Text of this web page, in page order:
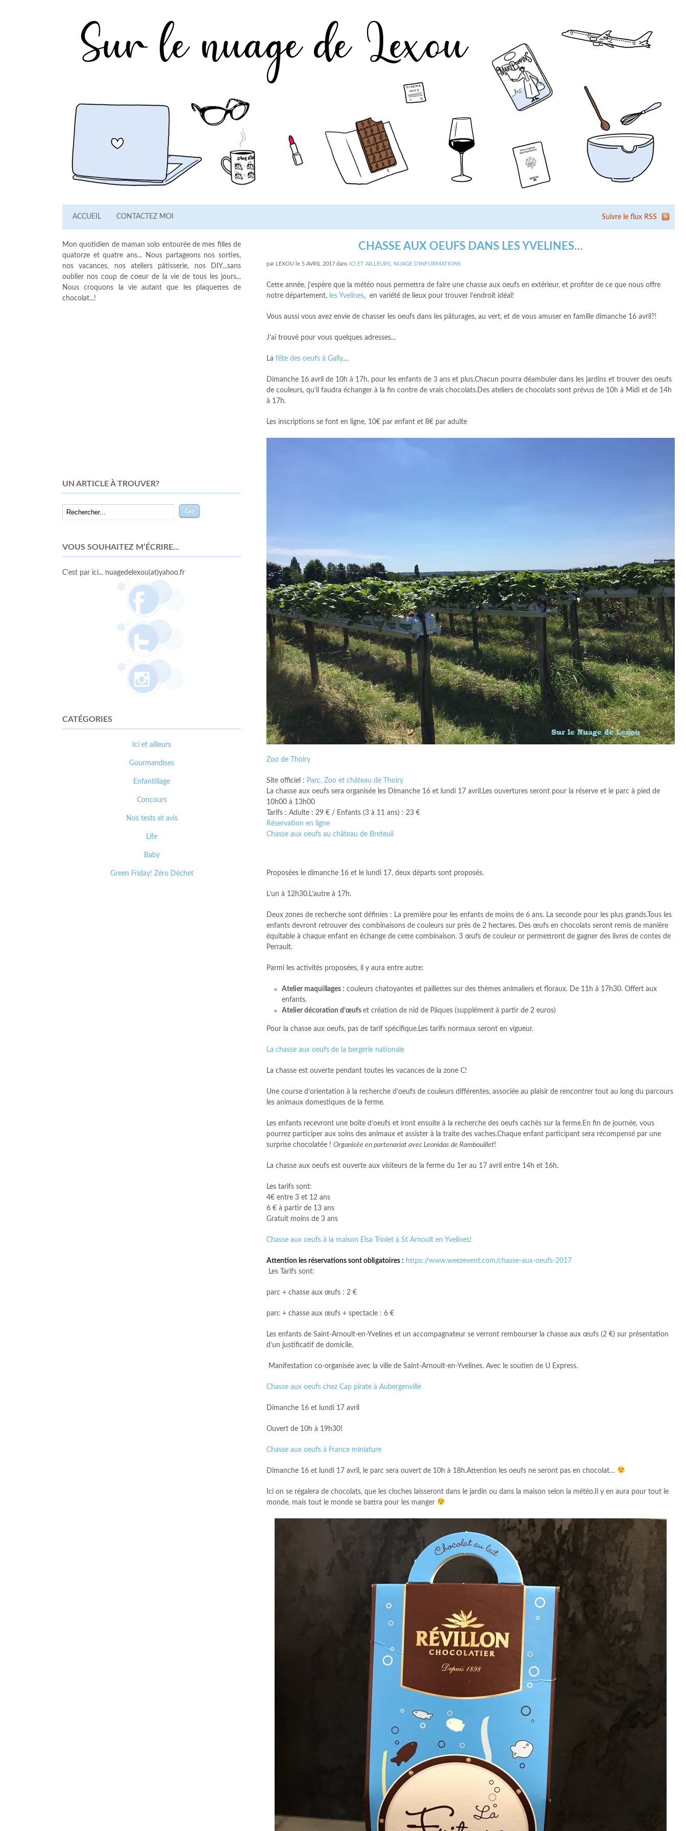
ACCUEIL CONTACTEZ MOI Suivre le flux RSS
CHASSE AUX OEUFS DANS LES YVELINES…
par LEXOU le 5 AVRIL 2017 dans ICI ET AILLEURS NUAGE D'INFORMATIONS
Cette année, j’espère que la météo nous permettra de faire une chasse aux oeufs en extérieur, et profiter de ce que nous offre
notre département, les Yvelines, en variété de lieux pour trouver l’endroit idéal!
Vous aussi vous avez envie de chasser les oeufs dans les pâturages, au vert, et de vous amuser en famille dimanche 16 avril?!
J’ai trouvé pour vous quelques adresses…
La fête des oeufs à Gally…
Dimanche 16 avril de 10h à 17h, pour les enfants de 3 ans et plus.Chacun pourra déambuler dans les jardins et trouver des oeufs
de couleurs, qu’il faudra échanger à la fin contre de vrais chocolats.Des ateliers de chocolats sont prévus de 10h à Midi et de 14h
à 17h.
Les inscriptions se font en ligne, 10€ par enfant et 8€ par adulte
Zoo de Thoiry
Site officiel : Parc, Zoo et château de Thoiry
La chasse aux oeufs sera organisée les Dimanche 16 et lundi 17 avril.Les ouvertures seront pour la réserve et le parc à pied de
10h00 à 13h00
Tarifs : Adulte : 29 € / Enfants (3 à 11 ans) : 23 €
Réservation en ligne
Chasse aux oeufs au château de Breteuil
Proposées le dimanche 16 et le lundi 17, deux départs sont proposés.
L’un à 12h30.L’autre à 17h.
Deux zones de recherche sont définies : La première pour les enfants de moins de 6 ans. La seconde pour les plus grands.Tous les
enfants devront retrouver des combinaisons de couleurs sur près de 2 hectares. Des œufs en chocolats seront remis de manière
équitable à chaque enfant en échange de cette combinaison. 3 œufs de couleur or permettront de gagner des livres de contes de
Perrault.
Parmi les activités proposées, il y aura entre autre:
Atelier maquillages : couleurs chatoyantes et paillettes sur des thèmes animaliers et floraux. De 11h à 17h30. Offert aux
enfants.
Atelier décoration d’œufs et création de nid de Pâques (supplément à partir de 2 euros)
Pour la chasse aux oeufs, pas de tarif spécifique.Les tarifs normaux seront en vigueur.
La chasse aux oeufs de la bergerie nationale
La chasse est ouverte pendant toutes les vacances de la zone C!
Une course d’orientation à la recherche d’oeufs de couleurs différentes, associée au plaisir de rencontrer tout au long du parcours
les animaux domestiques de la ferme.
Les enfants recevront une boîte d’oeufs et iront ensuite à la recherche des oeufs cachés sur la ferme.En fin de journée, vous
pourrez participer aux soins des animaux et assister à la traite des vaches.Chaque enfant participant sera récompensé par une
surprise chocolatée ! Organisée en partenariat avec Leonidas de Rambouillet!
La chasse aux oeufs est ouverte aux visiteurs de la ferme du 1er au 17 avril entre 14h et 16h.
Les tarifs sont:
4€ entre 3 et 12 ans
6 € à partir de 13 ans
Gratuit moins de 3 ans
Chasse aux oeufs à la maison Elsa Triolet à St Arnoult en Yvelines!
Attention les réservations sont obligatoires : https://www.weezevent.com/chasse-aux-oeufs-2017
Les Tarifs sont:
parc + chasse aux œufs : 2 €
parc + chasse aux œufs + spectacle : 6 €
Les enfants de Saint-Arnoult-en-Yvelines et un accompagnateur se verront rembourser la chasse aux œufs (2 €) sur présentation
d’un justificatif de domicile.
Manifestation co-organisée avec la ville de Saint-Arnoult-en-Yvelines. Avec le soutien de U Express.
Chasse aux oeufs chez Cap pirate à Aubergenville
Dimanche 16 et lundi 17 avril
Ouvert de 10h à 19h30!
Chasse aux oeufs à France miniature
Dimanche 16 et lundi 17 avril, le parc sera ouvert de 10h à 18h.Attention les oeufs ne seront pas en chocolat…
Ici on se régalera de chocolats, que les cloches laisseront dans le jardin ou dans la maison selon la météo.Il y en aura pour tout le
monde, mais tout le monde se battra pour les manger
Mon quotidien de maman solo entourée de mes filles de
quatorze et quatre ans... Nous partageons nos sorties,
nos vacances, nos ateliers pâtisserie, nos DIY...sans
oublier nos coup de coeur de la vie de tous les jours...
Nous croquons la vie autant que les plaquettes de
chocolat...!
UN ARTICLE À TROUVER?
VOUS SOUHAITEZ M’ÉCRIRE…
C'est par ici... nuagedelexou(at)yahoo.fr
CATÉGORIES
Ici et ailleurs
Gourmandises
Enfantillage
Concours
Nos tests et avis
Life
Baby
Green Friday! Zéro Déchet